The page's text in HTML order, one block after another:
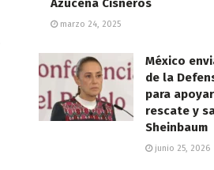
Azucena Cisneros
marzo 24, 2025
México
de la
para
rescate y
Sheinbaum
junio 25, 2026